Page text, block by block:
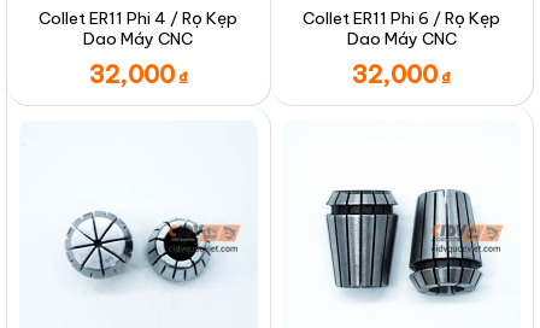
Collet ER11 Phi 4 / Rọ Kẹp
Dao Máy CNC
32,000 ₫
Collet ER11 Phi 6 / Rọ Kẹp
Dao Máy CNC
32,000 ₫